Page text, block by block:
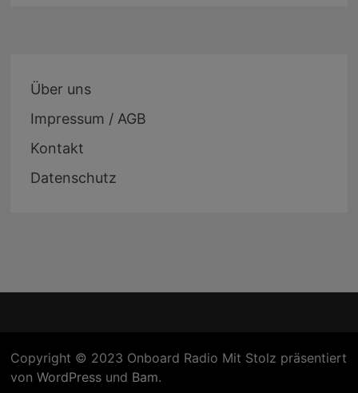
Über uns
Impressum / AGB
Kontakt
Datenschutz
Copyright © 2023 Onboard Radio Mit Stolz präsentiert
von WordPressund Bam.